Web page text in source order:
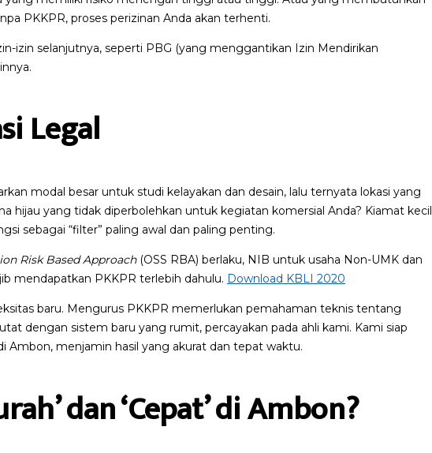
PKKPR, proses perizinan Anda akan terhenti.
izin selanjutnya, seperti PBG (yang menggantikan Izin Mendirikan
Legal
modal besar untuk studi kelayakan dan desain, lalu ternyata lokasi yang
hijau yang tidak diperbolehkan untuk kegiatan komersial Anda? Kiamat kecil
sebagai “filter” paling awal dan paling penting.
Risk Based Approach(OSS RBA) berlaku, NIB untuk usaha Non-UMK dan
mendapatkan PKKPR terlebih dahulu. Download KBLI 2020
baru. Mengurus PKKPR memerlukan pemahaman teknis tentang
dengan sistem baru yang rumit, percayakan pada ahli kami. Kami siap
Ambon, menjamin hasil yang akurat dan tepat waktu.
dan ‘Cepat’ di Ambon?